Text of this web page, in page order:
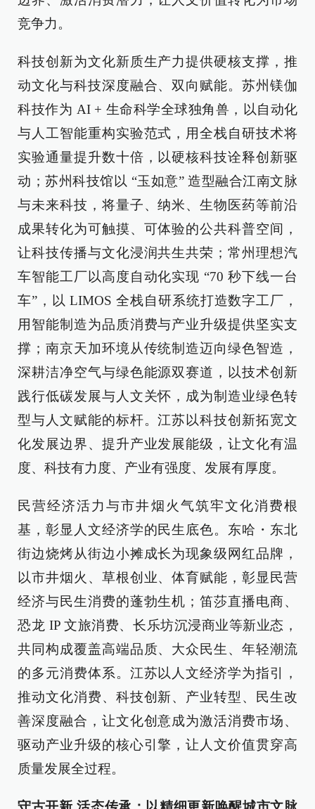
竞争力。
科技创新为文化新质生产力提供硬核支撑，推
动文化与科技深度融合、双向赋能。苏州镁伽
科技作为 AI + 生命科学全球独角兽，以自动化
与人工智能重构实验范式，用全栈自研技术将
实验通量提升数十倍，以硬核科技诠释创新驱
动；苏州科技馆以 “玉如意” 造型融合江南文脉
与未来科技，将量子、纳米、生物医药等前沿
成果转化为可触摸、可体验的公共科普空间，
让科技传播与文化浸润共生共荣；常州理想汽
车智能工厂以高度自动化实现 “70 秒下线一台
车”，以 LIMOS 全栈自研系统打造数字工厂，
用智能制造为品质消费与产业升级提供坚实支
撑；南京天加环境从传统制造迈向绿色智造，
深耕洁净空气与绿色能源双赛道，以技术创新
践行低碳发展与人文关怀，成为制造业绿色转
型与人文赋能的标杆。江苏以科技创新拓宽文
化发展边界、提升产业发展能级，让文化有温
度、科技有力度、产业有强度、发展有厚度。
民营经济活力与市井烟火气筑牢文化消费根
基，彰显人文经济学的民生底色。东哈・东北
街边烧烤从街边小摊成长为现象级网红品牌，
以市井烟火、草根创业、体育赋能，彰显民营
经济与民生消费的蓬勃生机；笛莎直播电商、
恐龙 IP 文旅消费、长乐坊沉浸商业等新业态，
共同构成覆盖高端品质、大众民生、年轻潮流
的多元消费体系。江苏以人文经济学为指引，
推动文化消费、科技创新、产业转型、民生改
善深度融合，让文化创意成为激活消费市场、
驱动产业升级的核心引擎，让人文价值贯穿高
质量发展全过程。